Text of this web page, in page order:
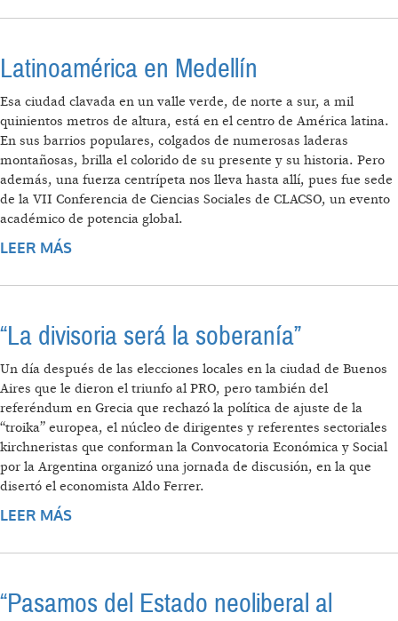
Latinoamérica en Medellín
Esa ciudad clavada en un valle verde, de norte a sur, a mil
quinientos metros de altura, está en el centro de América latina.
En sus barrios populares, colgados de numerosas laderas
montañosas, brilla el colorido de su presente y su historia. Pero
además, una fuerza centrípeta nos lleva hasta allí, pues fue sede
de la VII Conferencia de Ciencias Sociales de CLACSO, un evento
académico de potencia global.
LEER MÁS
“La divisoria será la soberanía”
Un día después de las elecciones locales en la ciudad de Buenos
Aires que le dieron el triunfo al PRO, pero también del
referéndum en Grecia que rechazó la política de ajuste de la
“troika” europea, el núcleo de dirigentes y referentes sectoriales
kirchneristas que conforman la Convocatoria Económica y Social
por la Argentina organizó una jornada de discusión, en la que
disertó el economista Aldo Ferrer.
LEER MÁS
“Pasamos del Estado neoliberal al